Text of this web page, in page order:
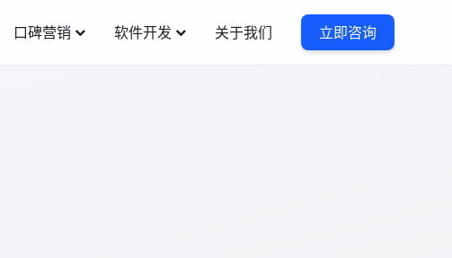
口碑营销 软件开发 关于我们 立即咨询